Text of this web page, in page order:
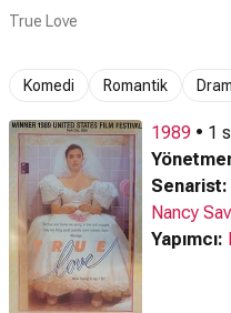
True Love
Komedi Romantik Dram
1989 • 1
Senarist:
Nancy
Yapımcı: